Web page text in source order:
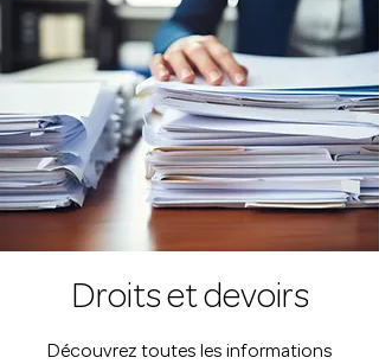
Droits et devoirs
Découvrez toutes les informations